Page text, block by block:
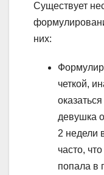
Существует
них:
четкой,
девушка
2 недели
часто,
попала в